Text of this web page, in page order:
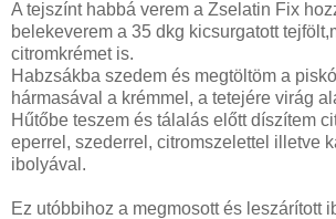
A tejszínt habbá verem a Zselatin Fix
belekeverem a 35 dkg kicsurgatott
citromkrémet is.
Habzsákba szedem és megtöltöm a
hármasával a krémmel, a tetejére virág
Hűtőbe teszem és tálalás előtt díszítem
eperrel, szederrel, citromszelettel illetve
ibolyával.
Ez utóbbihoz a megmosott és leszárított